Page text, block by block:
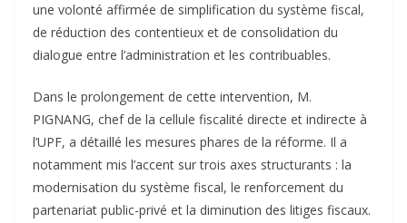
une volonté affirmée de simplification du système fiscal,
de réduction des contentieux et de consolidation du
dialogue entre l’administration et les contribuables.
Dans le prolongement de cette intervention, M.
PIGNANG, chef de la cellule fiscalité directe et indirecte à
l’UPF, a détaillé les mesures phares de la réforme. Il a
notamment mis l’accent sur trois axes structurants : la
modernisation du système fiscal, le renforcement du
partenariat public-privé et la diminution des litiges fiscaux.